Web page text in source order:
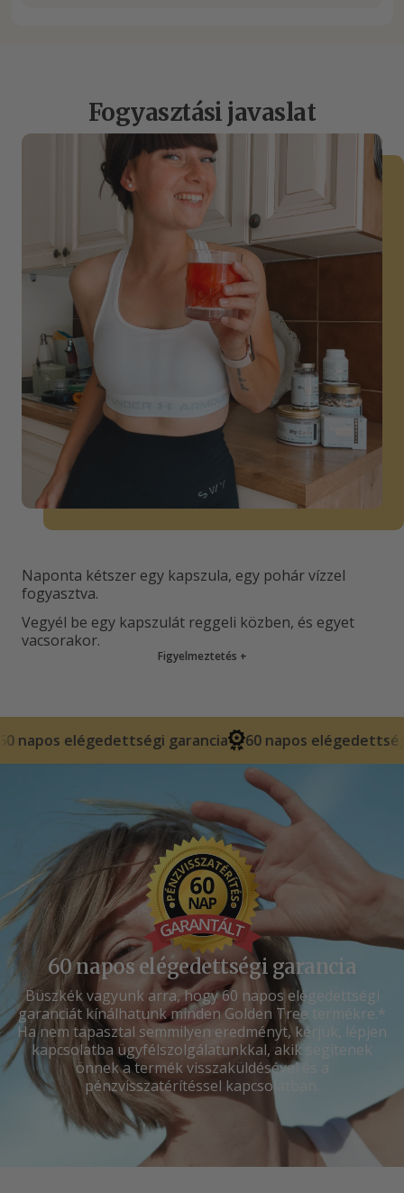
Fogyasztási javaslat
Naponta kétszer egy kapszula, egy pohár vízzel
fogyasztva.
Vegyél be egy kapszulát reggeli közben, és egyet
vacsorakor.
Figyelmeztetés +
garancia 60 napos elégedettségi garancia
60 napos elégedettségi garancia
Büszkék vagyunk arra, hogy 60 napos elégedettségi
garanciát kínálhatunk minden Golden Tree termékre.*
Ha nem tapasztal semmilyen eredményt, kérjük, lépjen
kapcsolatba ügyfélszolgálatunkkal, akik segítenek
önnek a termék visszaküldésével és a
pénzvisszatérítéssel kapcsolatban.